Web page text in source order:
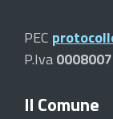
PEC
P.Iva
Il Comune